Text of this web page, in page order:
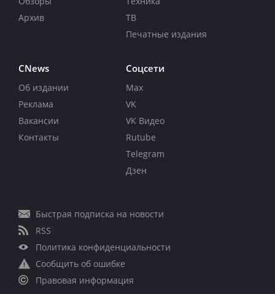
Архив
ТВ
Печатные издания
CNews
Об издании
Реклама
Вакансии
Контакты
Соцсети
Max
VK
VK Видео
Rutube
Telegram
Дзен
Быстрая подписка на новости
RSS
Политика конфиденциальности
Сообщить об ошибке
Правовая информация